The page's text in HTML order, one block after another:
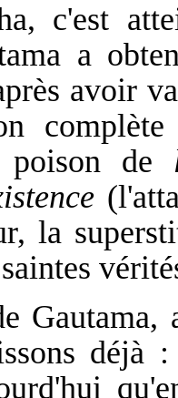
c'est
a
avoir
poison de
la
déjà